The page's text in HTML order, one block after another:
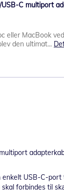
C multiport
eller MacBook
den ultimat...
USB-C-
forbindes til